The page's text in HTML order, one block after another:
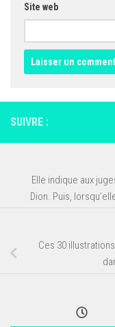
Site web
SUIVRE :
Elle indique aux
Dion. Puis,
Ces 30